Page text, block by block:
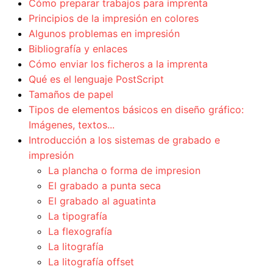
Cómo preparar trabajos para imprenta
Principios de la impresión en colores
Algunos problemas en impresión
Bibliografía y enlaces
Cómo enviar los ficheros a la imprenta
Qué es el lenguaje PostScript
Tamaños de papel
Tipos de elementos básicos en diseño gráfico:
Imágenes, textos...
Introducción a los sistemas de grabado e
impresión
La plancha o forma de impresion
El grabado a punta seca
El grabado al aguatinta
La tipografía
La flexografía
La litografía
La litografía offset